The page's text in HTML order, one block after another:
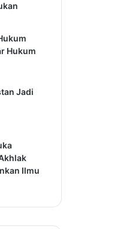
Hukum
Jadi
Ilmu